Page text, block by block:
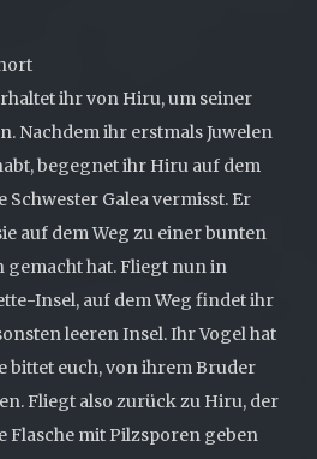
ihr von Hiru, um seiner
Nachdem ihr erstmals Juwelen
begegnet ihr Hiru auf dem
Schwester Galea vermisst. Er
auf dem Weg zu einer bunten
gemacht hat. Fliegt nun in
Insel, auf dem Weg findet ihr
leeren Insel. Ihr Vogel hat
bittet euch, von ihrem Bruder
Fliegt also zurück zu Hiru, der
Flasche mit Pilzsporen geben